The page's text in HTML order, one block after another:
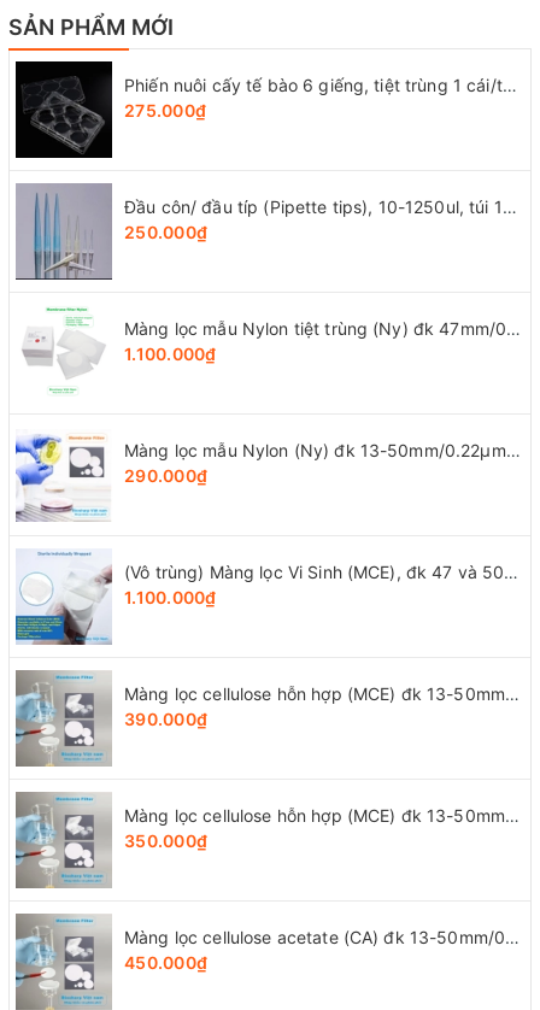
SẢN PHẨM MỚI
Phiến nuôi cấy tế bào 6 giếng, tiệt trùng 1 cái/túi (Cell Culture Plates), mã 07-6006, Biologix-USA
275.000₫
Đầu côn/ đầu típ (Pipette tips), 10-1250ul, túi 1000 cái, hãng LabSelect
250.000₫
Màng lọc mẫu Nylon tiệt trùng (Ny) đk 47mm/0.22µm-0.45µm, 4x25 chiếc/hộp, hãng Biosharp
1.100.000₫
Màng lọc mẫu Nylon (Ny) đk 13-50mm/0.22µm-0.45µm, 4x25 chiếc/hộp, hãng Biosharp
290.000₫
(Vô trùng) Màng lọc Vi Sinh (MCE), đk 47 và 50mm/0.8μm-0.22µm-0.45μm, 100 chiếc/hộp, Biosharp
1.100.000₫
Màng lọc cellulose hỗn hợp (MCE) đk 13-50mm/0.45µm, 4x25 chiếc/hộp, hãng Biosharp
390.000₫
Màng lọc cellulose hỗn hợp (MCE) đk 13-50mm/0.22µm, 4x25 chiếc/hộp, hãng Biosharp
350.000₫
Màng lọc cellulose acetate (CA) đk 13-50mm/0.45µm, 4x25 chiếc/hộp, hãng Biosharp
450.000₫